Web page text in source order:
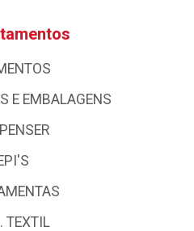
E EMBALAGENS
TEXTIL